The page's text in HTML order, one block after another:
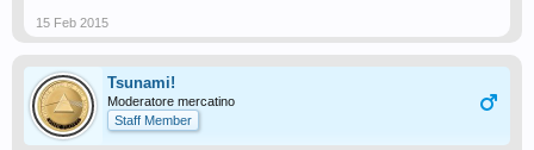
15 Feb 2015
Tsunami!
Moderatore mercatino
Staff Member